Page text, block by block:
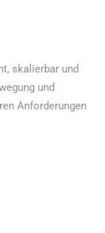
skalierbar und
und
Anforderungen